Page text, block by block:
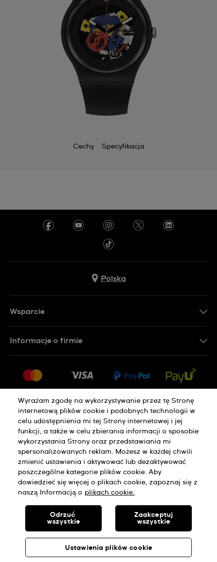
Cechy Specyfikacja
Polska
Wsparcie
Zwroty i reklamacje
Warunki sprzedaży
Odstąp od umowy
Informacje o firmie
Praca
Polityka Prywatności Pliki Cookie
Regulamin Sklepu
SWISS MADE
© SWATCH AG 2026. WSZELKIE PRAWA ZASTRZEŻONE: SWISS
Wyrażam zgodę na wykorzystywanie przez tę Stronę
internetową plików cookie i podobnych technologii w
celu udostępnienia mi tej Strony internetowej i jej
funkcji, a także w celu zbierania informacji o sposobie
wykorzystania Strony oraz przedstawiania mi
spersonalizowanych reklam. Możesz w każdej chwili
zmienić ustawienia i aktywować lub dezaktywować
poszczególne kategorie plików cookie. Aby
dowiedzieć się więcej o plikach cookie, zapoznaj się z
naszą Informacją o plikach cookie.
Ustawienia plików cookie
Odrzuć
wszystkie
Zaakceptuj
wszystkie